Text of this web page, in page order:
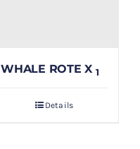
WHALE ROTE X 1
Details